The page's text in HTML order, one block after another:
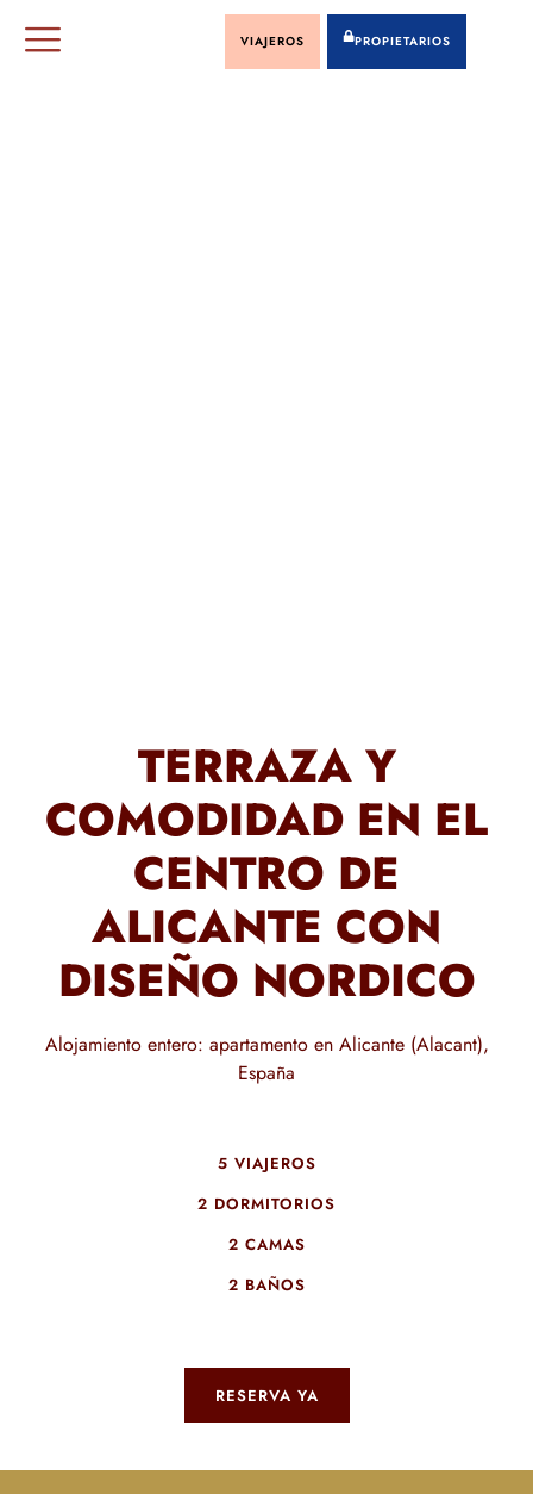
VIAJEROS PROPIETARIOS
TERRAZA Y
COMODIDAD EN EL
CENTRO DE
ALICANTE CON
DISEÑO NORDICO
Alojamiento entero: apartamento en Alicante (Alacant),
España
5 VIAJEROS
2 DORMITORIOS
2 CAMAS
2 BAÑOS
RESERVA YA